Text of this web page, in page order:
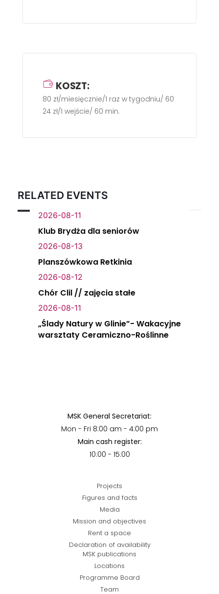
KOSZT:
80 zł/miesięcznie/1 raz w tygodniu/ 60 min.
24 zł/1 wejście/ 60 min.
RELATED EVENTS
2026-08-11
Klub Brydża dla seniorów
2026-08-13
Planszówkowa Retkinia
2026-08-12
Chór Clil // zajęcia stałe
2026-08-11
„Ślady Natury w Glinie”- Wakacyjne
warsztaty Ceramiczno-Roślinne
MSK General Secretariat:
Mon - Fri 8:00 am - 4:00 pm
Main cash register:
10:00 - 15:00
Projects
Figures and facts
Media
Mission and objectives
Rent a space
Declaration of availability
MSK publications
Locations
Programme Board
Team